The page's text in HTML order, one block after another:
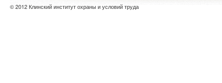
© 2012 Клинский институт охраны и условий труда